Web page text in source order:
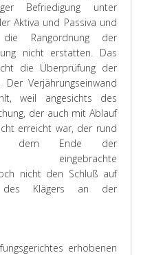
Befriedigung unter
Aktiva und Passiva und
Rangordnung der
nicht erstatten. Das
die Überprüfung der
Der Verjährungseinwand
weil angesichts des
der auch mit Ablauf
erreicht war, der rund
dem Ende der
eingebrachte
nicht den Schluß auf
des Klägers an der
erhobenen